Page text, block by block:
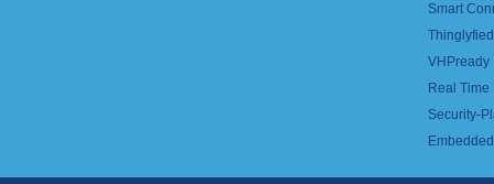
Smart
VHPready
Real
Security-